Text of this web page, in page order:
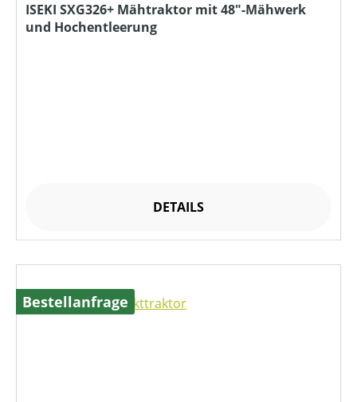
ISEKI SXG326+ Mähtraktor mit 48"-Mähwerk
und Hochentleerung
DETAILS
Bestellanfrage